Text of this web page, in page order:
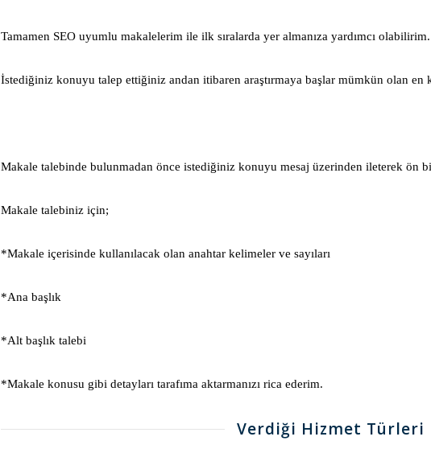
Tamamen SEO uyumlu makalelerim ile ilk sıralarda yer almanıza yardımcı olabilirim.
İstediğiniz konuyu talep ettiğiniz andan itibaren araştırmaya başlar mümkün olan en
Makale talebinde bulunmadan önce istediğiniz konuyu mesaj üzerinden ileterek ön
Makale talebiniz için;
*Makale içerisinde kullanılacak olan anahtar kelimeler ve sayıları
*Ana başlık
*Alt başlık talebi
*Makale konusu gibi detayları tarafıma aktarmanızı rica ederim.
Verdiği Hizmet Türleri